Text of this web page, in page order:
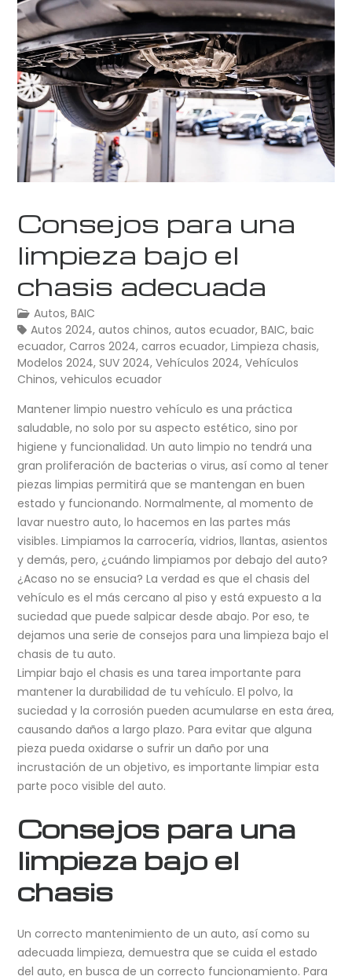
Consejos para una
limpieza bajo el
chasis adecuada
Autos,BAIC
Autos 2024,autos chinos,autos ecuador,BAIC,baic
ecuador,Carros 2024,carros ecuador,Limpieza chasis,
Modelos 2024,SUV 2024,Vehículos 2024,Vehículos
Chinos,vehiculos ecuador
Mantener limpio nuestro vehículo es una práctica
saludable, no solo por su aspecto estético, sino por
higiene y funcionalidad. Un auto limpio no tendrá una
gran proliferación de bacterias o virus, así como al tener
piezas limpias permitirá que se mantengan en buen
estado y funcionando. Normalmente, al momento de
lavar nuestro auto, lo hacemos en las partes más
visibles. Limpiamos la carrocería, vidrios, llantas, asientos
y demás, pero, ¿cuándo limpiamos por debajo del auto?
¿Acaso no se ensucia? La verdad es que el chasis del
vehículo es el más cercano al piso y está expuesto a la
suciedad que puede salpicar desde abajo. Por eso, te
dejamos una serie de consejos para una limpieza bajo el
chasis de tu auto.
Limpiar bajo el chasis es una tarea importante para
mantener la durabilidad de tu vehículo. El polvo, la
suciedad y la corrosión pueden acumularse en esta área,
causando daños a largo plazo. Para evitar que alguna
pieza pueda oxidarse o sufrir un daño por una
incrustación de un objetivo, es importante limpiar esta
parte poco visible del auto.
Consejos para una
limpieza bajo el
chasis
Un correcto mantenimiento de un auto, así como su
adecuada limpieza, demuestra que se cuida el estado
del auto, en busca de un correcto funcionamiento. Para